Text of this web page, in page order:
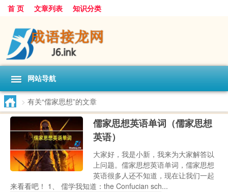
首 页 文章列表 知识分类
网站导航
> 有关“儒家思想”的文章
儒家思想英语单词（儒家思想
英语）
大家好，我是小新，我来为大家解答以
上问题。儒家思想英语单词，儒家思想
英语很多人还不知道，现在让我们一起
来看看吧！ 1、 儒学我知道：the Confucian sch...